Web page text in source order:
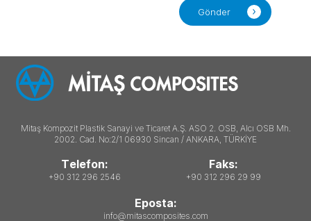
Gönder
Mitaş Kompozit Plastik Sanayi ve Ticaret A.Ş. ASO 2. OSB, Alcı OSB Mh.
2002. Cad. No:2/1 06930 Sincan / ANKARA, TÜRKİYE
Telefon:
+90 312 296 2546
Faks:
+90 312 296 29 99
Eposta:
info@mitascomposites.com